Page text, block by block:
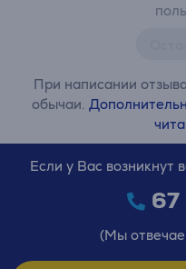
При написании
обычаи.
Если у Вас возникнут
(Мы